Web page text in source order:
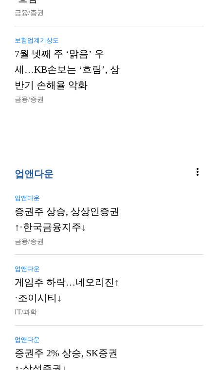
금융/증권
보험업계기상도
7월 넷째 주 ‘맑음’ 우
세…KB손보는 ‘흐림’, 상
반기 손해율 악화
금융/증권
업앤다운 more_vert
업앤다운
증권주 상승, 상상인증권
↑·한국금융지주↓
금융/증권
업앤다운
게임주 하락…네오리진↑
·조이시티↓
IT/과학
업앤다운
증권주 2% 상승, SK증권